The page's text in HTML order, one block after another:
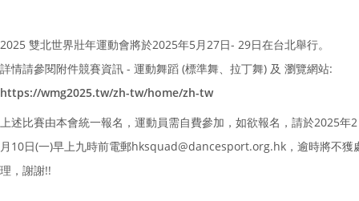
2025 雙北世界壯年運動會將於2025年5月27日- 29日在台北舉行。
https://wmg2025.tw/zh-tw/home/zh-tw
上述比賽由本會統一報名，運動員需自費參加，如欲報名，請於2025年2
月10日(一)早上九時前電郵hksquad@dancesport.org.hk，逾時將不獲
理，謝謝!!